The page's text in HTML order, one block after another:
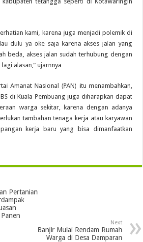
kami, karena juga menjadi polemik di
dulu ya oke saja karena akses jalan yang
beda, akses jalan sudah terhubung dengan
alasan,” ujarnnya
Amanat Nasional (PAN) itu menambahkan,
di Kuala Pembuang juga diharapkan dapat
warga sekitar, karena dengan adanya
tambahan tenaga kerja atau karyawan
kerja baru yang bisa dimanfaatkan
Pertanian
Next
Banjir Mulai Rendam Rumah
Warga di Desa Damparan